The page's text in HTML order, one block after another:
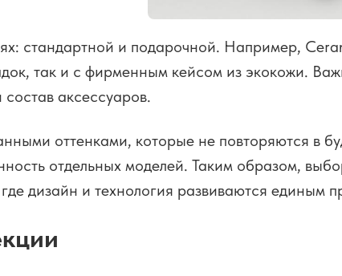
стандартной и подарочной. Например,
так и с фирменным кейсом из экокожи.
аксессуаров.
оттенками, которые не повторяются в
отдельных моделей. Таким образом,
дизайн и технология развиваются единым